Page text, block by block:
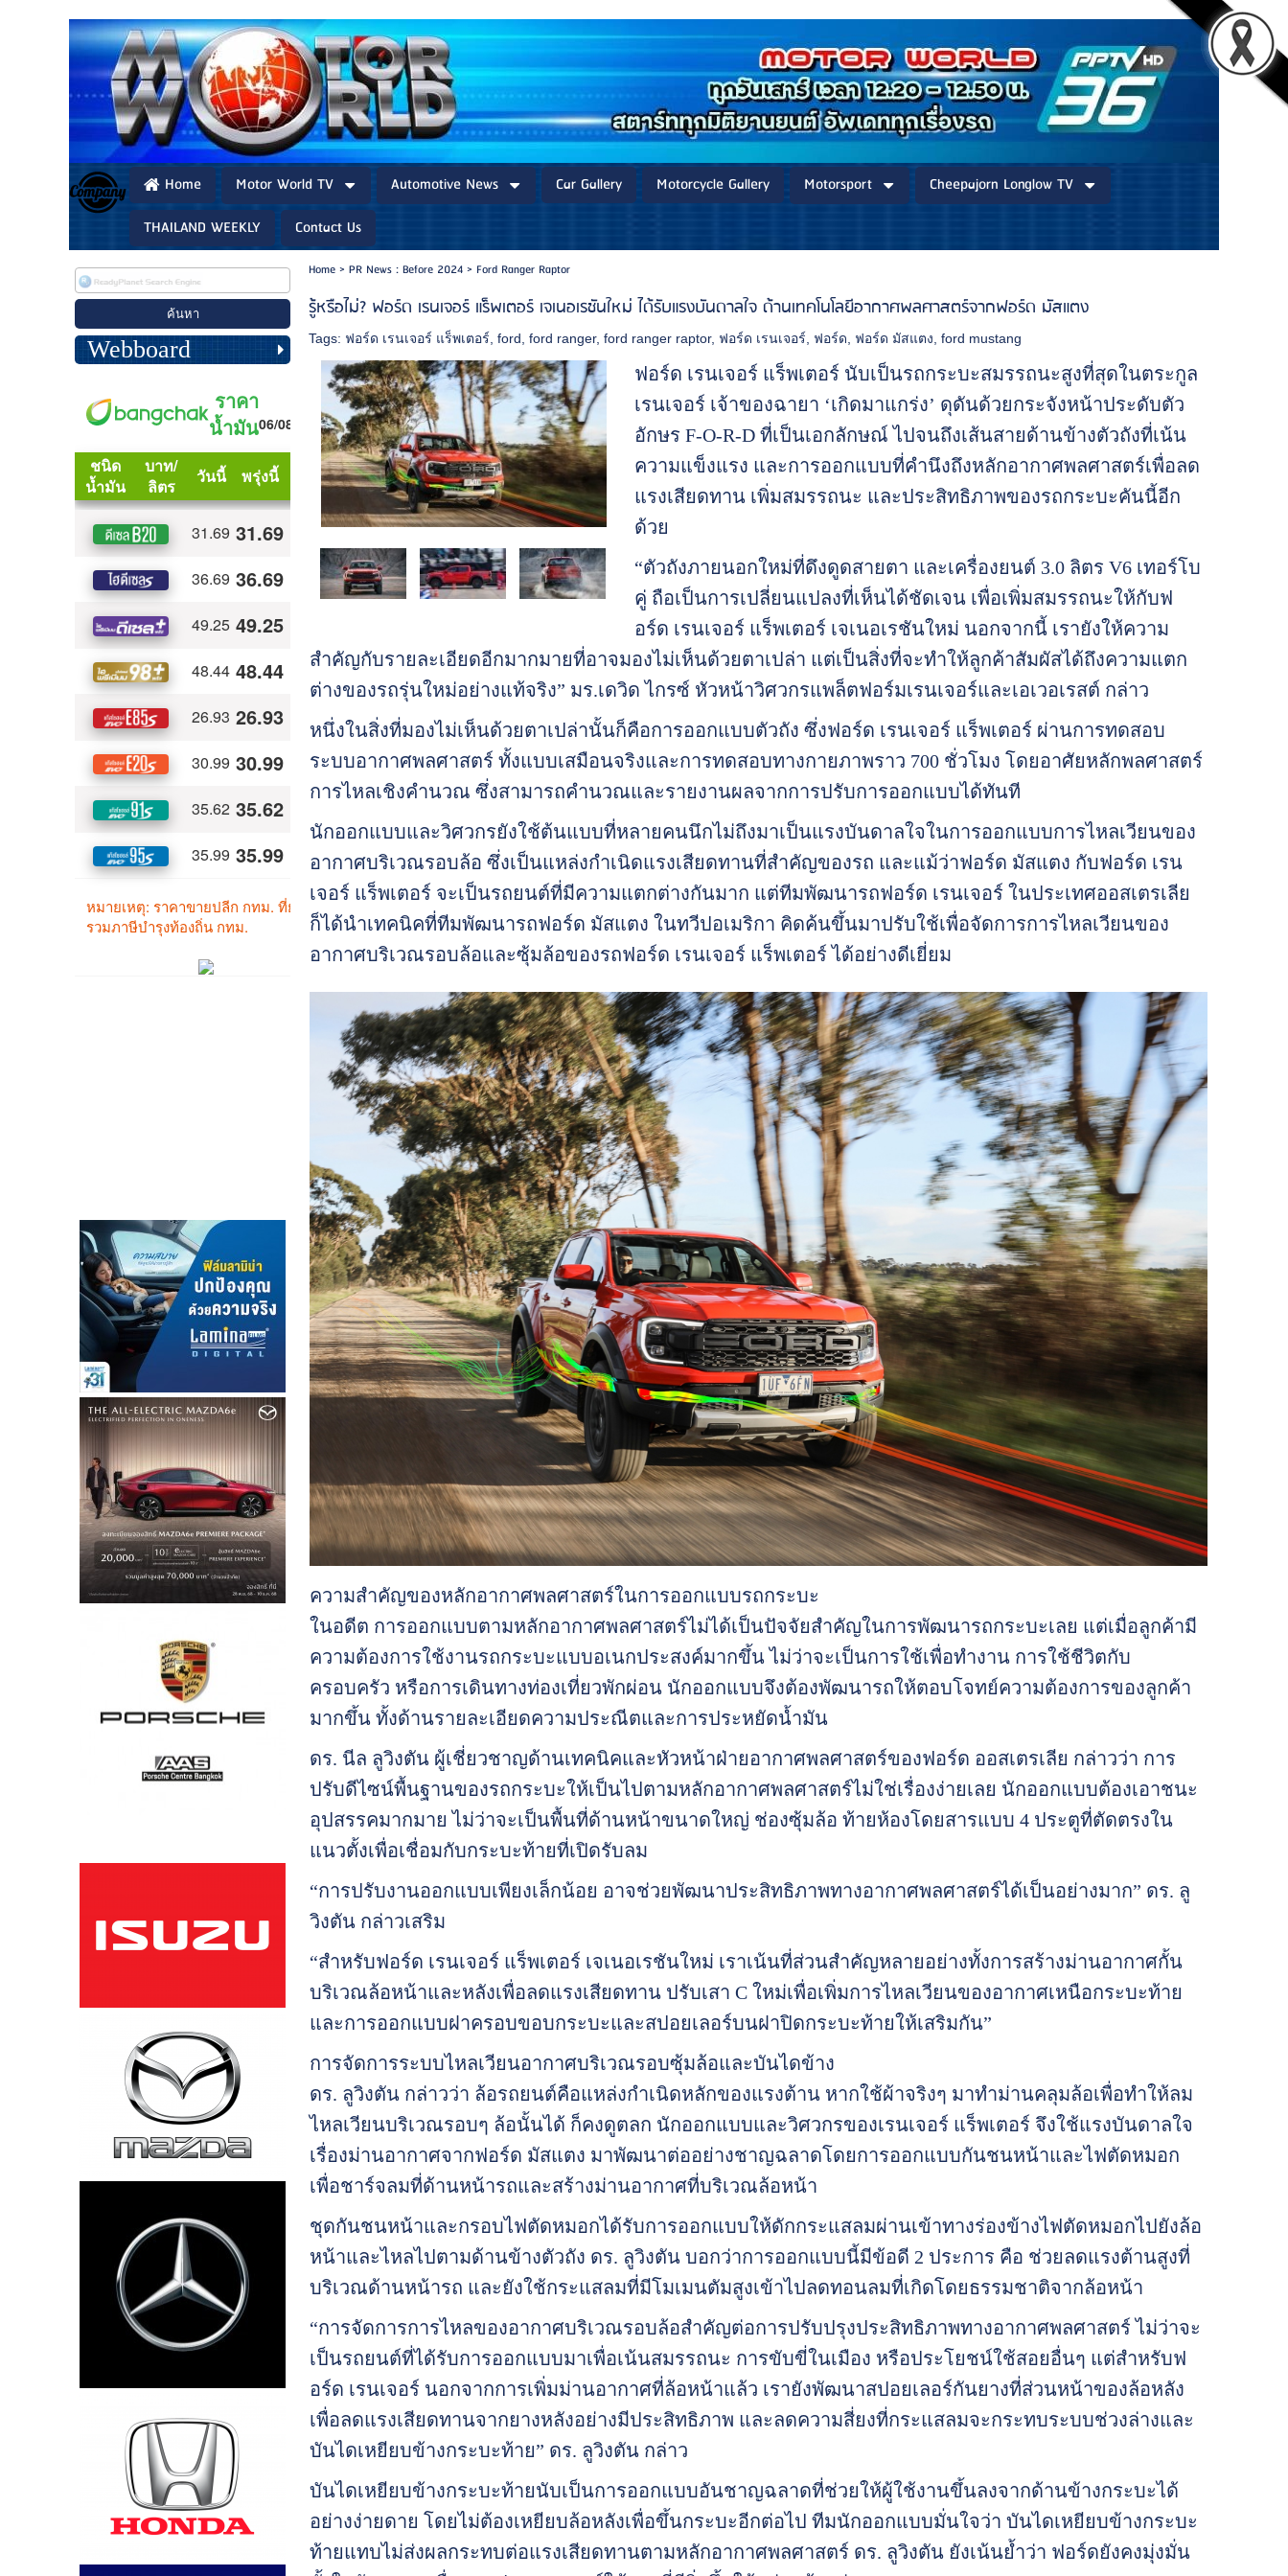
Home Motor World TV Automotive News Car Gallery Motorcycle Gallery Motorsport
Cheepajorn Longlow TV
THAILAND WEEKLY
Contact Us
Webboard
Home> PR News : Before 2024> Ford Ranger Raptor
รู้หรือไม่? ฟอร์ด เรนเจอร์ แร็พเตอร์ เจเนอเรชันใหม่ ได้รับแรงบันดาลใจ ด้านเทคโนโลยีอากาศพลศาสตร์จากฟอร์ด มัสแตง
Tags: ฟอร์ด เรนเจอร์ แร็พเตอร์ ,ford ,ford ranger,ford ranger raptor, ฟอร์ด เรนเจอร์ ฟอร์ด ฟอร์ด มัสแตง ,ford mustang
ฟอร์ด เรนเจอร์ แร็พเตอร์ นับเป็นรถกระบะสมรรถนะสูงที่สุดในตระกูล
เรนเจอร์ เจ้าของฉายา ‘เกิดมาแกร่ง’ ดุดันด้วยกระจังหน้าประดับตัว
อักษร F-O-R-D ที่เป็นเอกลักษณ์ ไปจนถึงเส้นสายด้านข้างตัวถังที่เน้น
ความแข็งแรง และการออกแบบที่คำนึงถึงหลักอากาศพลศาสตร์เพื่อลด
แรงเสียดทาน เพิ่มสมรรถนะ และประสิทธิภาพของรถกระบะคันนี้อีก
ด้วย
“ตัวถังภายนอกใหม่ที่ดึงดูดสายตา และเครื่องยนต์ 3.0 ลิตร V6 เทอร์โบ
คู่ ถือเป็นการเปลี่ยนแปลงที่เห็นได้ชัดเจน เพื่อเพิ่มสมรรถนะให้กับฟ
อร์ด เรนเจอร์ แร็พเตอร์ เจเนอเรชันใหม่ นอกจากนี้ เรายังให้ความ
สำคัญกับรายละเอียดอีกมากมายที่อาจมองไม่เห็นด้วยตาเปล่า แต่เป็นสิ่งที่จะทำให้ลูกค้าสัมผัสได้ถึงความแตก
ต่างของรถรุ่นใหม่อย่างแท้จริง” มร.เดวิด ไกรซ์ หัวหน้าวิศวกรแพล็ตฟอร์มเรนเจอร์และเอเวอเรสต์ กล่าว
หนึ่งในสิ่งที่มองไม่เห็นด้วยตาเปล่านั้นก็คือการออกแบบตัวถัง ซึ่งฟอร์ด เรนเจอร์ แร็พเตอร์ ผ่านการทดสอบ
ระบบอากาศพลศาสตร์ ทั้งแบบเสมือนจริงและการทดสอบทางกายภาพราว 700 ชั่วโมง โดยอาศัยหลักพลศาสตร์
การไหลเชิงคำนวณ ซึ่งสามารถคำนวณและรายงานผลจากการปรับการออกแบบได้ทันที
นักออกแบบและวิศวกรยังใช้ต้นแบบที่หลายคนนึกไม่ถึงมาเป็นแรงบันดาลใจในการออกแบบการไหลเวียนของ
อากาศบริเวณรอบล้อ ซึ่งเป็นแหล่งกำเนิดแรงเสียดทานที่สำคัญของรถ และแม้ว่าฟอร์ด มัสแตง กับฟอร์ด เรน
เจอร์ แร็พเตอร์ จะเป็นรถยนต์ที่มีความแตกต่างกันมาก แต่ทีมพัฒนารถฟอร์ด เรนเจอร์ ในประเทศออสเตรเลีย
ก็ได้นำเทคนิคที่ทีมพัฒนารถฟอร์ด มัสแตง ในทวีปอเมริกา คิดค้นขึ้นมาปรับใช้เพื่อจัดการการไหลเวียนของ
อากาศบริเวณรอบล้อและซุ้มล้อของรถฟอร์ด เรนเจอร์ แร็พเตอร์ ได้อย่างดีเยี่ยม
ความสำคัญของหลักอากาศพลศาสตร์ในการออกแบบรถกระบะ
ในอดีต การออกแบบตามหลักอากาศพลศาสตร์ไม่ได้เป็นปัจจัยสำคัญในการพัฒนารถกระบะเลย แต่เมื่อลูกค้ามี
ความต้องการใช้งานรถกระบะแบบอเนกประสงค์มากขึ้น ไม่ว่าจะเป็นการใช้เพื่อทำงาน การใช้ชีวิตกับ
ครอบครัว หรือการเดินทางท่องเที่ยวพักผ่อน นักออกแบบจึงต้องพัฒนารถให้ตอบโจทย์ความต้องการของลูกค้า
มากขึ้น ทั้งด้านรายละเอียดความประณีตและการประหยัดน้ำมัน
ดร. นีล ลูวิงตัน ผู้เชี่ยวชาญด้านเทคนิคและหัวหน้าฝ่ายอากาศพลศาสตร์ของฟอร์ด ออสเตรเลีย กล่าวว่า การ
ปรับดีไซน์พื้นฐานของรถกระบะให้เป็นไปตามหลักอากาศพลศาสตร์ไม่ใช่เรื่องง่ายเลย นักออกแบบต้องเอาชนะ
อุปสรรคมากมาย ไม่ว่าจะเป็นพื้นที่ด้านหน้าขนาดใหญ่ ช่องซุ้มล้อ ท้ายห้องโดยสารแบบ 4 ประตูที่ตัดตรงใน
แนวตั้งเพื่อเชื่อมกับกระบะท้ายที่เปิดรับลม
“การปรับงานออกแบบเพียงเล็กน้อย อาจช่วยพัฒนาประสิทธิภาพทางอากาศพลศาสตร์ได้เป็นอย่างมาก” ดร. ลู
วิงตัน กล่าวเสริม
“สำหรับฟอร์ด เรนเจอร์ แร็พเตอร์ เจเนอเรชันใหม่ เราเน้นที่ส่วนสำคัญหลายอย่างทั้งการสร้างม่านอากาศกั้น
บริเวณล้อหน้าและหลังเพื่อลดแรงเสียดทาน ปรับเสา C ใหม่เพื่อเพิ่มการไหลเวียนของอากาศเหนือกระบะท้าย
และการออกแบบฝาครอบขอบกระบะและสปอยเลอร์บนฝาปิดกระบะท้ายให้เสริมกัน”
การจัดการระบบไหลเวียนอากาศบริเวณรอบซุ้มล้อและบันไดข้าง
ดร. ลูวิงตัน กล่าวว่า ล้อรถยนต์คือแหล่งกำเนิดหลักของแรงต้าน หากใช้ผ้าจริงๆ มาทำม่านคลุมล้อเพื่อทำให้ลม
ไหลเวียนบริเวณรอบๆ ล้อนั้นได้ ก็คงดูตลก นักออกแบบและวิศวกรของเรนเจอร์ แร็พเตอร์ จึงใช้แรงบันดาลใจ
เรื่องม่านอากาศจากฟอร์ด มัสแตง มาพัฒนาต่ออย่างชาญฉลาดโดยการออกแบบกันชนหน้าและไฟตัดหมอก
เพื่อชาร์จลมที่ด้านหน้ารถและสร้างม่านอากาศที่บริเวณล้อหน้า
ชุดกันชนหน้าและกรอบไฟตัดหมอกได้รับการออกแบบให้ดักกระแสลมผ่านเข้าทางร่องข้างไฟตัดหมอกไปยังล้อ
หน้าและไหลไปตามด้านข้างตัวถัง ดร. ลูวิงตัน บอกว่าการออกแบบนี้มีข้อดี 2 ประการ คือ ช่วยลดแรงต้านสูงที่
บริเวณด้านหน้ารถ และยังใช้กระแสลมที่มีโมเมนตัมสูงเข้าไปลดทอนลมที่เกิดโดยธรรมชาติจากล้อหน้า
“การจัดการการไหลของอากาศบริเวณรอบล้อสำคัญต่อการปรับปรุงประสิทธิภาพทางอากาศพลศาสตร์ ไม่ว่าจะ
เป็นรถยนต์ที่ได้รับการออกแบบมาเพื่อเน้นสมรรถนะ การขับขี่ในเมือง หรือประโยชน์ใช้สอยอื่นๆ แต่สำหรับฟ
อร์ด เรนเจอร์ นอกจากการเพิ่มม่านอากาศที่ล้อหน้าแล้ว เรายังพัฒนาสปอยเลอร์กันยางที่ส่วนหน้าของล้อหลัง
เพื่อลดแรงเสียดทานจากยางหลังอย่างมีประสิทธิภาพ และลดความสี่ยงที่กระแสลมจะกระทบระบบช่วงล่างและ
บันไดเหยียบข้างกระบะท้าย” ดร. ลูวิงตัน กล่าว
บันไดเหยียบข้างกระบะท้ายนับเป็นการออกแบบอันชาญฉลาดที่ช่วยให้ผู้ใช้งานขึ้นลงจากด้านข้างกระบะได้
อย่างง่ายดาย โดยไม่ต้องเหยียบล้อหลังเพื่อขึ้นกระบะอีกต่อไป ทีมนักออกแบบมั่นใจว่า บันไดเหยียบข้างกระบะ
ท้ายแทบไม่ส่งผลกระทบต่อแรงเสียดทานตามหลักอากาศพลศาสตร์ ดร. ลูวิงตัน ยังเน้นย้ำว่า ฟอร์ดยังคงมุ่งมั่น